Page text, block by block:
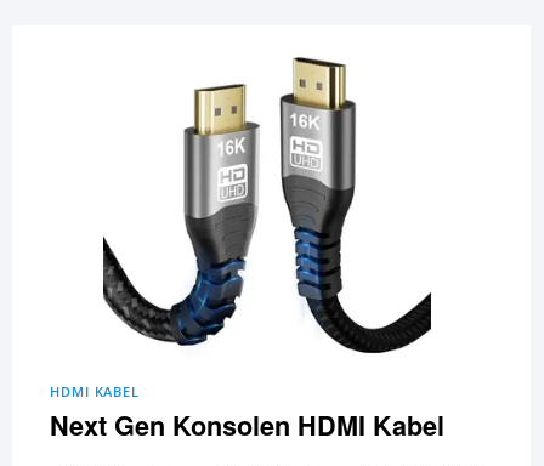
HDMI KABEL
Next Gen Konsolen HDMI Kabel